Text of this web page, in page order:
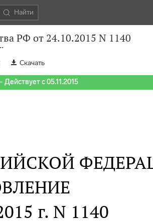
Найти
РФ от 24.10.2015 N 1140
Скачать
с 05.11.2015
г. N 1140